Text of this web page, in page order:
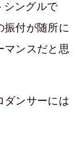
ングルで
振付が随所に
マンスだと思
ダンサーには